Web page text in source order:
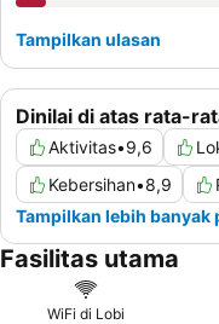
Dinilai di atas rata-
Aktivitas•9,6
Kebersihan•8,9
Tampilkan lebih banyak
Tampilkan ulasan
Fasilitas utama
WiFi di Lobi